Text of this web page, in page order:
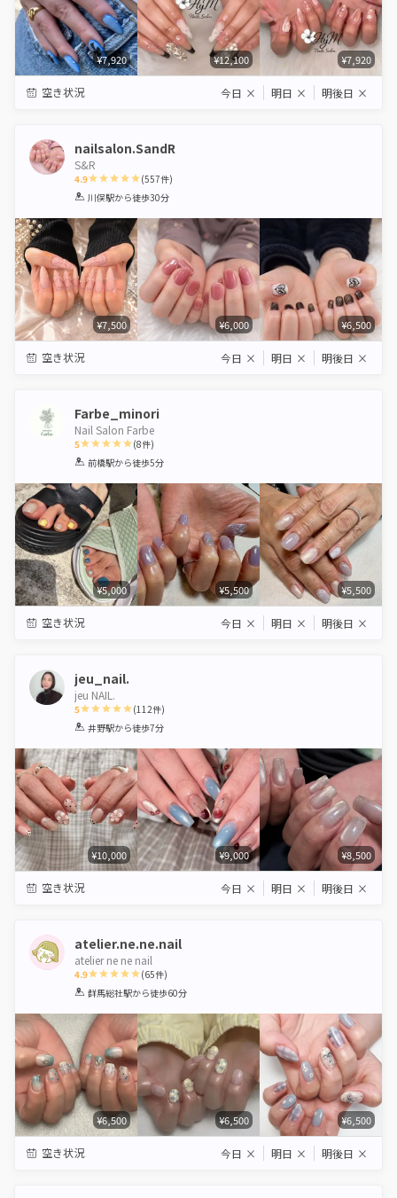
¥7,920 ¥12,100 ¥7,920
空き状況 今日 × 明日 × 明後日 ×
nailsalon.SandR
S&R
4.9
1 2 3 4 5
(557件)
川俣駅から徒歩30分
¥7,500 ¥6,000 ¥6,500
空き状況 今日 × 明日 × 明後日 ×
Farbe_minori
Nail Salon Farbe
5
1 2 3 4 5
(8件)
前橋駅から徒歩5分
¥5,000 ¥5,500 ¥5,500
空き状況 今日 × 明日 × 明後日 ×
jeu_nail.
jeu NAIL.
5
1 2 3 4 5
(112件)
井野駅から徒歩7分
¥10,000 ¥9,000 ¥8,500
空き状況 今日 × 明日 × 明後日 ×
atelier.ne.ne.nail
atelier ne ne nail
4.9
1 2 3 4 5
(65件)
群馬総社駅から徒歩60分
¥6,500 ¥6,500 ¥6,500
空き状況 今日 × 明日 × 明後日 ×